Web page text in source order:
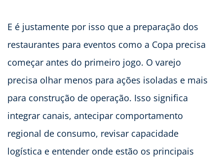
E é justamente por isso que a preparação dos
restaurantes para eventos como a Copa precisa
começar antes do primeiro jogo. O varejo
precisa olhar menos para ações isoladas e mais
para construção de operação. Isso significa
integrar canais, antecipar comportamento
regional de consumo, revisar capacidade
logística e entender onde estão os principais